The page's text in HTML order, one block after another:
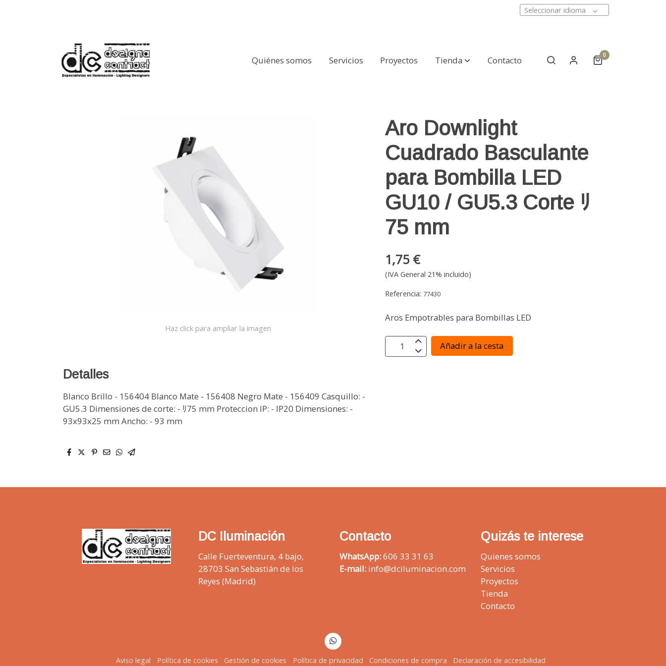
Seleccionar idioma
Quiénes somos Servicios Proyectos Tienda Contacto 0
Haz click para ampliar la imagen
Detalles
Blanco Brillo - 156404 Blanco Mate - 156408 Negro Mate - 156409 Casquillo: -
GU5.3 Dimensiones de corte: - ﾘ75 mm Proteccion IP: - IP20 Dimensiones: -
93x93x25 mm Ancho: - 93 mm
Aro Downlight
Cuadrado Basculante
para Bombilla LED
GU10 / GU5.3 Corte ﾘ
75 mm
1,75 €
(IVA General 21% incluido)
Referencia: 77430
Aros Empotrables para Bombillas LED
Añadir a la cesta
DC Iluminación
Calle Fuerteventura, 4 bajo,
28703 San Sebastián de los
Reyes (Madrid)
Contacto
WhatsApp:606 33 31 63
E-mail: info@dciluminacion.com
Quizás te interese
Quienes somos
Servicios
Proyectos
Tienda
Contacto
Aviso legal Política de cookies Gestión de cookies Política de privacidad Condiciones de compra Declaración de accesibilidad